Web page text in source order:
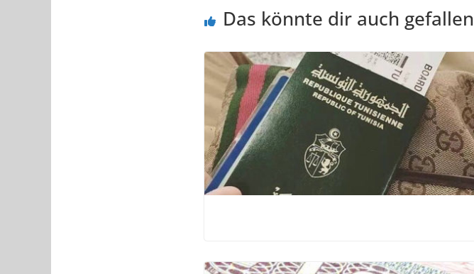
Das könnte dir auch gefallen